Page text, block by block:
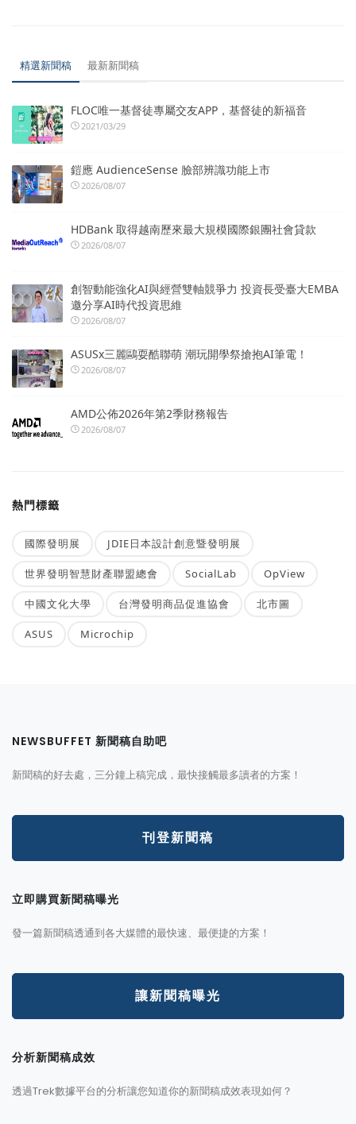
精選新聞稿 最新新聞稿
FLOC唯一基督徒專屬交友APP，基督徒的新福音
2021/03/29
鎧應 AudienceSense 臉部辨識功能上市
2026/08/07
HDBank 取得越南歷來最大規模國際銀團社會貸款
2026/08/07
創智動能強化AI與經營雙軸競爭力 投資長受臺大EMBA
邀分享AI時代投資思維
2026/08/07
ASUSx三麗鷗耍酷聯萌 潮玩開學祭搶抱AI筆電！
2026/08/07
AMD公佈2026年第2季財務報告
2026/08/07
熱門標籤
國際發明展 JDIE日本設計創意暨發明展
世界發明智慧財產聯盟總會 SocialLab OpView
中國文化大學 台灣發明商品促進協會 北市圖
ASUS Microchip
NEWSBUFFET 新聞稿自助吧
新聞稿的好去處，三分鐘上稿完成，最快接觸最多讀者的方案！
刊登新聞稿
立即購買新聞稿曝光
發一篇新聞稿透通到各大媒體的最快速、最便捷的方案！
讓新聞稿曝光
分析新聞稿成效
透過Trek數據平台的分析讓您知道你的新聞稿成效表現如何？